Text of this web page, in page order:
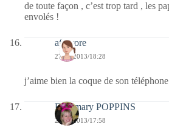
de toute façon , c’est trop tard , les
envolés !
afaurore
27/07/2013/18:28
j’aime bien la coque de son téléphone
Fabymary POPPINS
27/07/2013/17:58